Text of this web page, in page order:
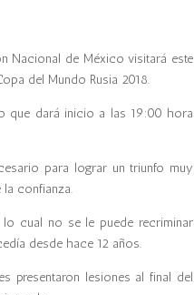
Nacional de México visitará este
del Mundo Rusia 2018.
que dará inicio a las 19:00 hora
para lograr un triunfo muy
confianza.
cual no se le puede recriminar
desde hace 12 años.
presentaron lesiones al final del